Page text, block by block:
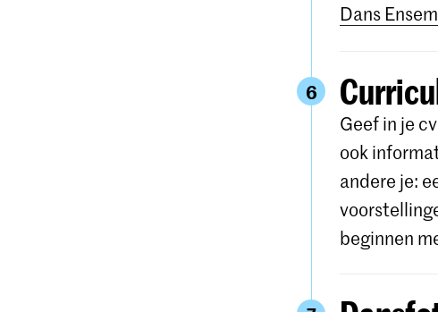
Dans
6
Geef in je
ook
andere je:
beginnen